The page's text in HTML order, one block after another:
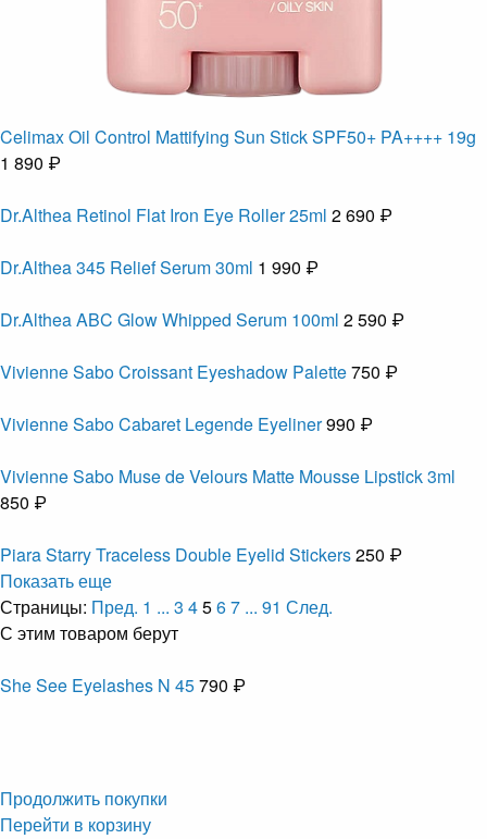
Celimax Oil Control Mattifying Sun Stick SPF50+ PA++++ 19g
1 890 ₽
Dr.Althea Retinol Flat Iron Eye Roller 25ml 2 690 ₽
Dr.Althea 345 Relief Serum 30ml 1 990 ₽
Dr.Althea ABC Glow Whipped Serum 100ml 2 590 ₽
Vivienne Sabo Croissant Eyeshadow Palette750 ₽
Vivienne Sabo Cabaret Legende Eyeliner990 ₽
Vivienne Sabo Muse de Velours Matte Mousse Lipstick 3ml
850 ₽
Piara Starry Traceless Double Eyelid Stickers250 ₽
Показать еще
Страницы: Пред. 1 ... 3 4567 ... 91 След.
С этим товаром берут
She See Eyelashes N 45790 ₽
Продолжить покупки
Перейти в корзину